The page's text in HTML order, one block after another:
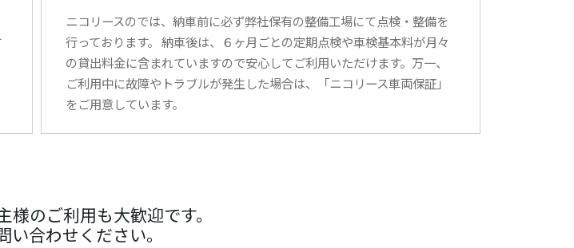
ニコリースのでは、納車前に必ず弊社保有の整備工場にて点検・整備を
行っております。 納車後は、６ヶ月ごとの定期点検や車検基本料が月々
の貸出料金に含まれていますので安心してご利用いただけます。万一、
ご利用中に故障やトラブルが発生した場合は、「ニコリース車両保証」
をご用意しています。
様のご利用も大歓迎です。
い合わせください。